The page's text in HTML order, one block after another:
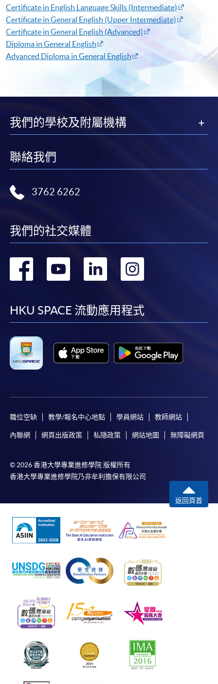
Certificate in English Language Skills (Intermediate)​
Certificate in General English (Upper Intermediate)​
Certificate in General English (Advanced)​
Diploma in General English​
Advanced Diploma in General English​
我們的學校及附屬機構
聯絡我們
3762 6262
我們的社交媒體
轉
facebook
轉
youtube
轉
linkedin
HKU SPACE 流動應用程式
職位空缺 教學/報名中心地點 學員網站 教師網站
內聯網 網頁出版政策 私隱政策 網站地圖 無障礙網頁
© 2026 香港大學專業進修學院 版權所有
香港大學專業進修學院乃非牟利擔保有限公司
返回頁首